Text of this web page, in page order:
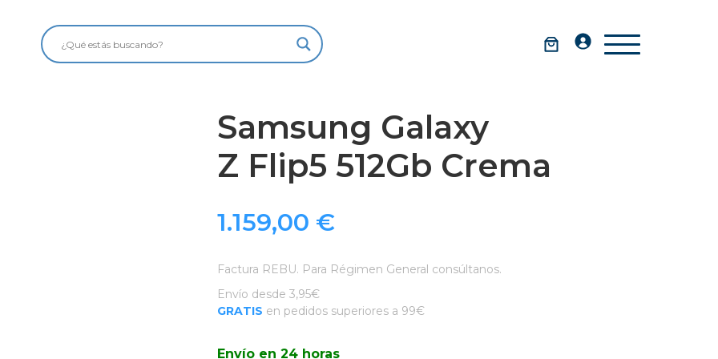
Samsung Galaxy
Z Flip5 512Gb Crema
1.159,00 €
Factura REBU. Para Régimen General consúltanos.
Envío desde 3,95€
GRATIS en pedidos superiores a 99€
Envío en 24 horas